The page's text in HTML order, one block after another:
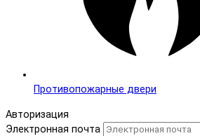
Противопожарные двери
Авторизация
Электронная почта